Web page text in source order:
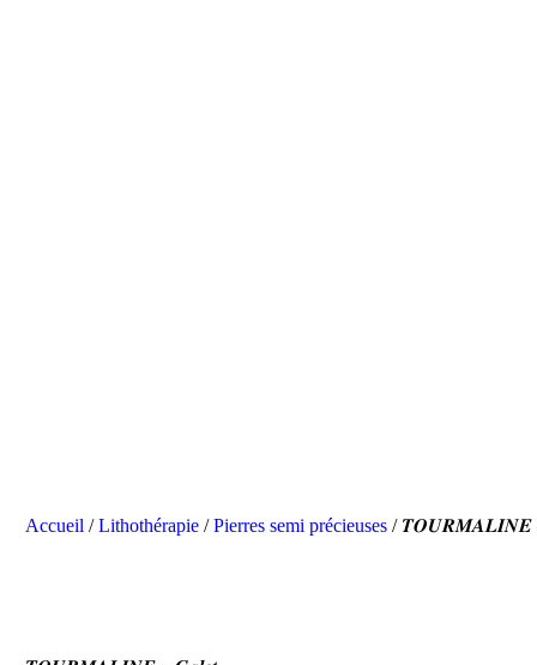
Accueil /Lithothérapie/Pierres semi précieuses/ 𝑻𝑶𝑼𝑹𝑴𝑨𝑳𝑰𝑵𝑬 –